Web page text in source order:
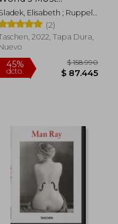
45%
dcto.
Beautiful Libraries (en
Elisabeth ; Ruppelt,
; Listri, Massimo
(2)
2022, Tapa Dura,